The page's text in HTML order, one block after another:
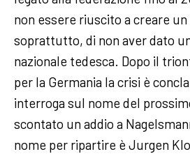
non essere riuscito a creare
soprattutto, di non aver dato
nazionale tedesca. Dopo il
per la Germania la crisi è
interroga sul nome del
scontato un addio a
nome per ripartire è Jurgen